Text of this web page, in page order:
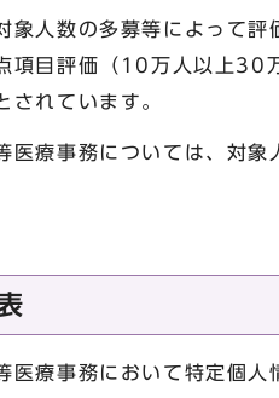
人数の多募等によって評
項目評価（10万人以上30
されています。
療事務については、対象
療事務において特定個人